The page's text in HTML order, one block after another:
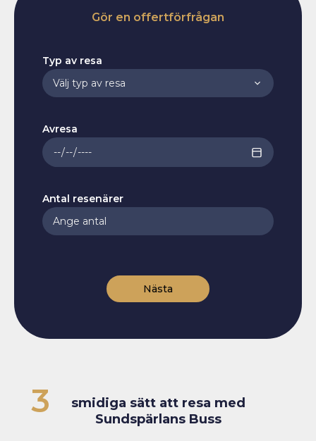
Gör en offertförfrågan
Typ av resa
Avresa
Antal resenärer
Nästa
3
smidiga sätt att resa med
Sundspärlans Buss